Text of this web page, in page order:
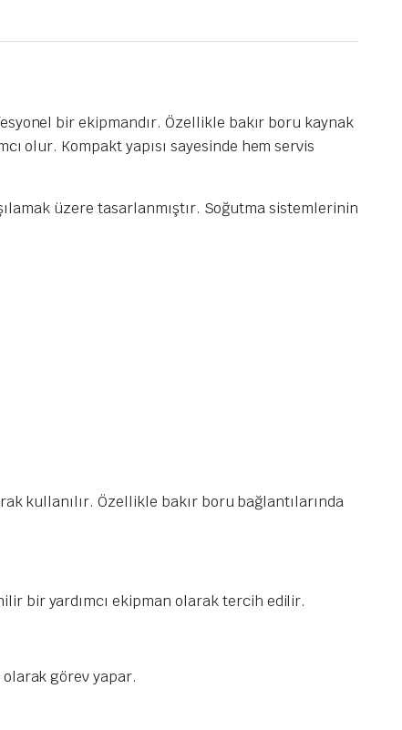
bir ekipmandır. Özellikle bakır boru kaynak
olur. Kompakt yapısı sayesinde hem servis
üzere tasarlanmıştır. Soğutma sistemlerinin
kullanılır. Özellikle bakır boru bağlantılarında
bir yardımcı ekipman olarak tercih edilir.
görev yapar.